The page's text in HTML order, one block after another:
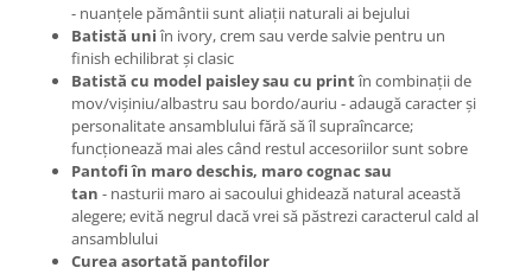
- nuanțele pământii sunt aliații naturali ai bejului
Batistă uniîn ivory, crem sau verde salvie pentru un
finish echilibrat și clasic
Batistă cu model paisley sau cu printîn combinații de
mov/vișiniu/albastru sau bordo/auriu - adaugă caracter și
personalitate ansamblului fără să îl supraîncarce;
funcționează mai ales când restul accesoriilor sunt sobre
Pantofi în maro deschis, maro cognac sau
tan - nasturii maro ai sacoului ghidează natural această
alegere; evită negrul dacă vrei să păstrezi caracterul cald al
ansamblului
Curea asortată pantofilor